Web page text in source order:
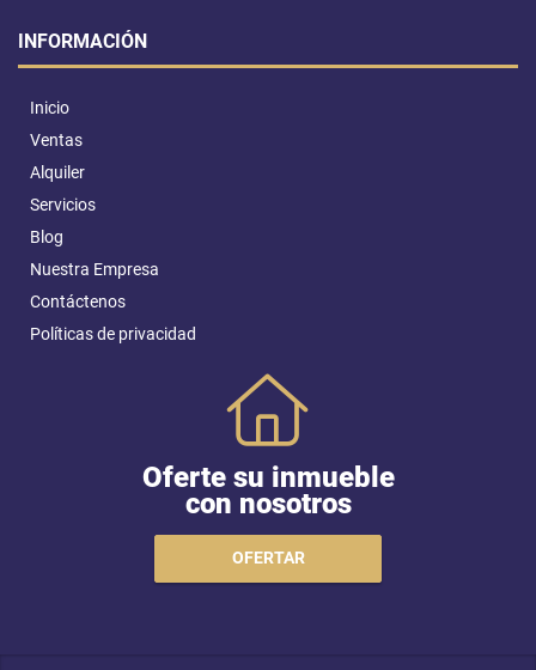
INFORMACIÓN
Inicio
Ventas
Alquiler
Servicios
Blog
Nuestra Empresa
Contáctenos
Políticas de privacidad
Oferte su inmueble
con nosotros
OFERTAR